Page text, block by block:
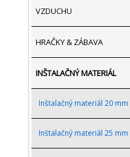
VZDUCHU
HRAČKY & ZÁBAVA
INŠTALAČNÝ MATERIÁL
Inštalačný materiál 20 mm
Inštalačný materiál 25 mm